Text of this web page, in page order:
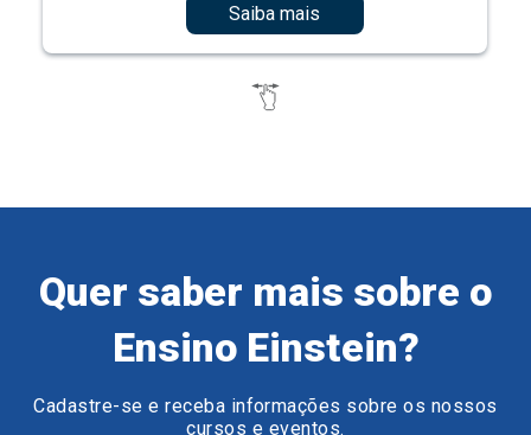
Saiba mais
Quer saber mais sobre o
Ensino Einstein?
Cadastre-se e receba informações sobre os nossos
cursos e eventos.